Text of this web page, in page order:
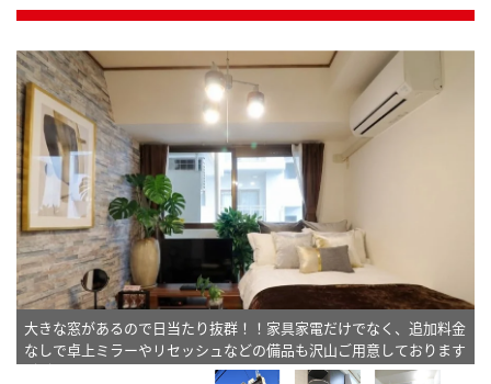
大きな窓があるので日当たり抜群！！家具家電だけでなく、追加料金
なしで卓上ミラーやリセッシュなどの備品も沢山ご用意しております
(＾＾)※植木と額とクッションなどの装飾は写真用です。